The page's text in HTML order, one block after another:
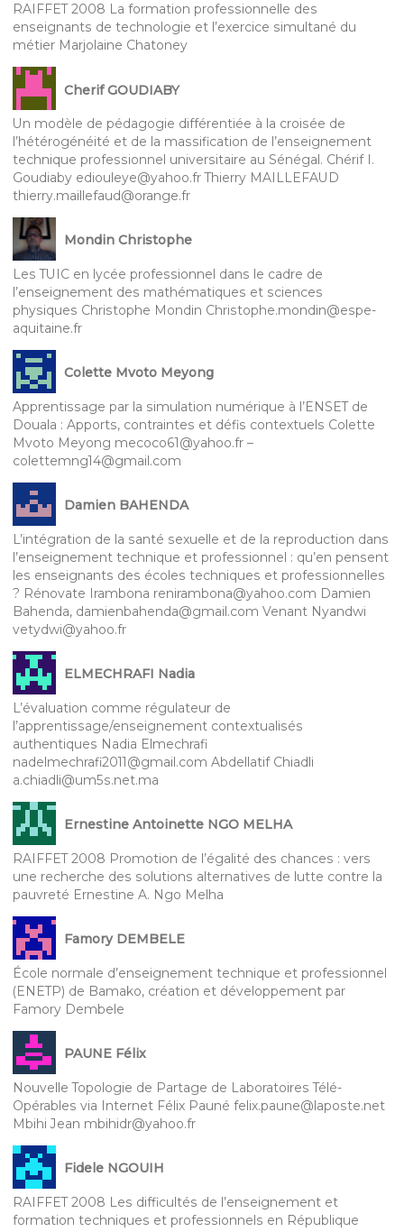
RAIFFET 2008 La formation professionnelle des
enseignants de technologie et l’exercice simultané du
métier Marjolaine Chatoney
Cherif GOUDIABY
Un modèle de pédagogie différentiée à la croisée de
l’hétérogénéité et de la massification de l’enseignement
technique professionnel universitaire au Sénégal. Chérif I.
Goudiaby ediouleye@yahoo.fr Thierry MAILLEFAUD
thierry.maillefaud@orange.fr
Mondin Christophe
Les TUIC en lycée professionnel dans le cadre de
l’enseignement des mathématiques et sciences
physiques Christophe Mondin Christophe.mondin@espe-
aquitaine.fr
Colette Mvoto Meyong
Apprentissage par la simulation numérique à l’ENSET de
Douala : Apports, contraintes et défis contextuels Colette
Mvoto Meyong mecoco61@yahoo.fr –
colettemng14@gmail.com
Damien BAHENDA
L’intégration de la santé sexuelle et de la reproduction dans
l’enseignement technique et professionnel : qu’en pensent
les enseignants des écoles techniques et professionnelles
? Rénovate Irambona renirambona@yahoo.com Damien
Bahenda, damienbahenda@gmail.com Venant Nyandwi
vetydwi@yahoo.fr
ELMECHRAFI Nadia
L’évaluation comme régulateur de
l’apprentissage/enseignement contextualisés
authentiques Nadia Elmechrafi
nadelmechrafi2011@gmail.com Abdellatif Chiadli
a.chiadli@um5s.net.ma
Ernestine Antoinette NGO MELHA
RAIFFET 2008 Promotion de l’égalité des chances : vers
une recherche des solutions alternatives de lutte contre la
pauvreté Ernestine A. Ngo Melha
Famory DEMBELE
École normale d’enseignement technique et professionnel
(ENETP) de Bamako, création et développement par
Famory Dembele
PAUNE Félix
Nouvelle Topologie de Partage de Laboratoires Télé-
Opérables via Internet Félix Pauné felix.paune@laposte.net
Mbihi Jean mbihidr@yahoo.fr
Fidele NGOUIH
RAIFFET 2008 Les difficultés de l’enseignement et
formation techniques et professionnels en République